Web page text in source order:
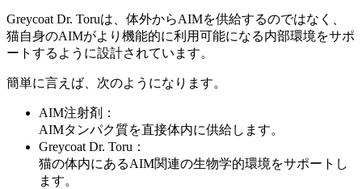
Greycoat Dr. Toruは、体外からAIMを供給するのではなく、
猫自身のAIMがより機能的に利用可能になる内部環境をサポ
ートするように設計されています。
簡単に言えば、次のようになります。
AIM注射剤：
AIMタンパク質を直接体内に供給します。
Greycoat Dr. Toru：
猫の体内にあるAIM関連の生物学的環境をサポートし
ます。